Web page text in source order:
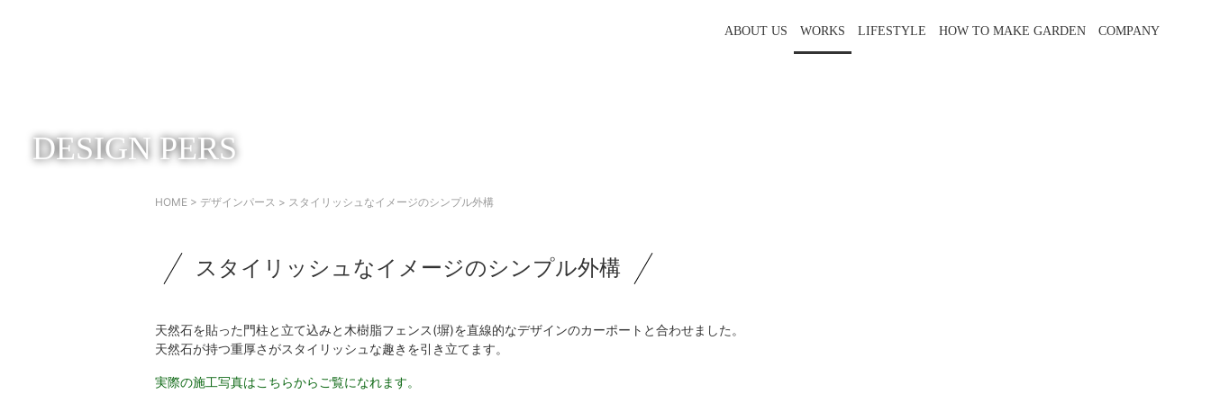
ABOUT US WORKS LIFESTYLE HOW TO MAKE GARDEN COMPANY
DESIGN PERS
HOME > デザインパース > スタイリッシュなイメージのシンプル外構
スタイリッシュなイメージのシンプル外構
天然石を貼った門柱と立て込みと木樹脂フェンス(塀)を直線的なデザインのカーポートと合わせました。
天然石が持つ重厚さがスタイリッシュな趣きを引き立てます。
実際の施工写真はこちらからご覧になれます。